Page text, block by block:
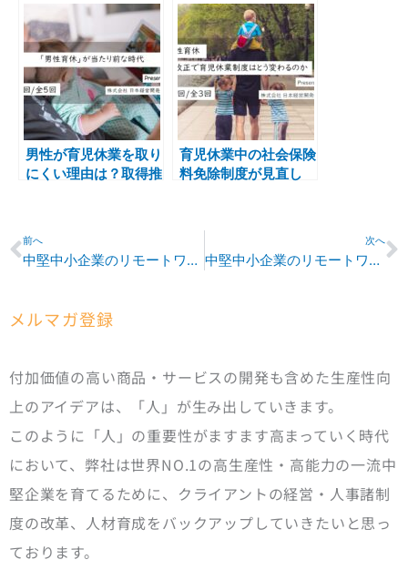
男性が育児休業を取り
にくい理由は？取得推
育児休業中の社会保険
料免除制度が見直し
Prev
前へ
中堅中小企業のリモートワークの活用事例・製造業
次へ
中堅中小企業のリモートワークの活用事例・サービス業
メルマガ登録
付加価値の高い商品・サービスの開発も含めた生産性向
上のアイデアは、「人」が生み出していきます。
このように「人」の重要性がますます高まっていく時代
において、弊社は世界NO.1の高生産性・高能力の一流中
堅企業を育てるために、クライアントの経営・人事諸制
度の改革、人材育成をバックアップしていきたいと思っ
ております。